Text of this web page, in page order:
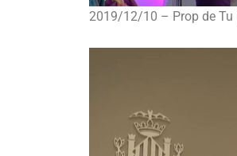
2019/12/10 – Prop de Tu